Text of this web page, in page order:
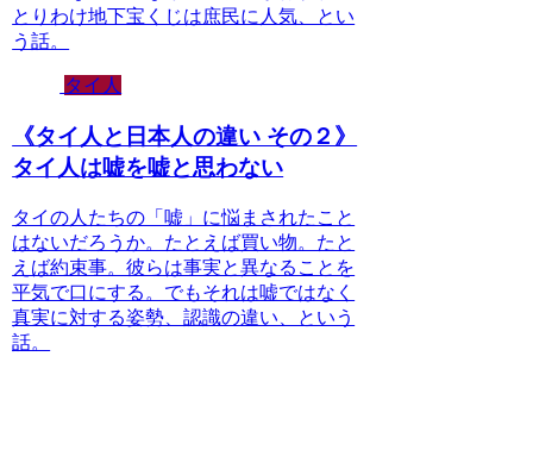
とりわけ地下宝くじは庶民に人気、とい
う話。
タイ人
《タイ人と日本人の違い その２》
タイ人は嘘を嘘と思わない
タイの人たちの「嘘」に悩まされたこと
はないだろうか。たとえば買い物。たと
えば約束事。彼らは事実と異なることを
平気で口にする。でもそれは嘘ではなく
真実に対する姿勢、認識の違い、という
話。